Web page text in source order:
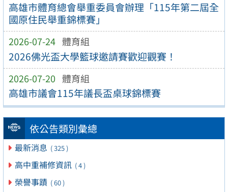
高雄市體育總會舉重委員會辦理「115年第二屆全
國原住民舉重錦標賽」
2026-07-24 體育組
2026佛光盃大學籃球邀請賽歡迎觀賽！
2026-07-20 體育組
高雄市議會115年議長盃桌球錦標賽
依公告類別彙總
最新消息 ( 325 )
高中重補修資訊 ( 4 )
榮譽事蹟 ( 60 )